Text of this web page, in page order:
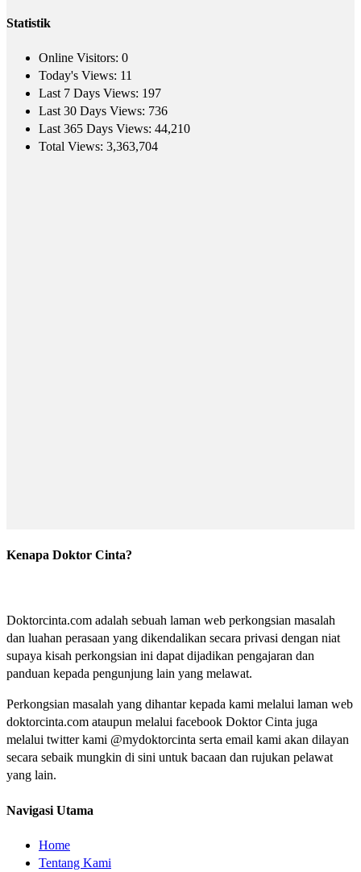
Statistik
Online Visitors: 0
Today's Views: 11
Last 7 Days Views: 197
Last 30 Days Views: 736
Last 365 Days Views: 44,210
Total Views: 3,363,704
Kenapa Doktor Cinta?
Doktorcinta.com adalah sebuah laman web perkongsian masalah
dan luahan perasaan yang dikendalikan secara privasi dengan niat
supaya kisah perkongsian ini dapat dijadikan pengajaran dan
panduan kepada pengunjung lain yang melawat.
Perkongsian masalah yang dihantar kepada kami melalui laman web
doktorcinta.com ataupun melalui facebook Doktor Cinta juga
melalui twitter kami @mydoktorcinta serta email kami akan dilayan
secara sebaik mungkin di sini untuk bacaan dan rujukan pelawat
yang lain.
Navigasi Utama
Home
Tentang Kami